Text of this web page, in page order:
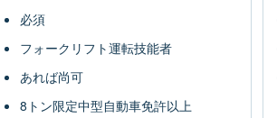
必須
フォークリフト運転技能者
あれば尚可
8トン限定中型自動車免許以上